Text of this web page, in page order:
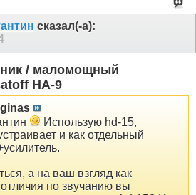
сказал(-а):
/ маломощный
HA-9
Использую hd-15,
и как отдельный
а на ваш взгляд как
по звучанию вы